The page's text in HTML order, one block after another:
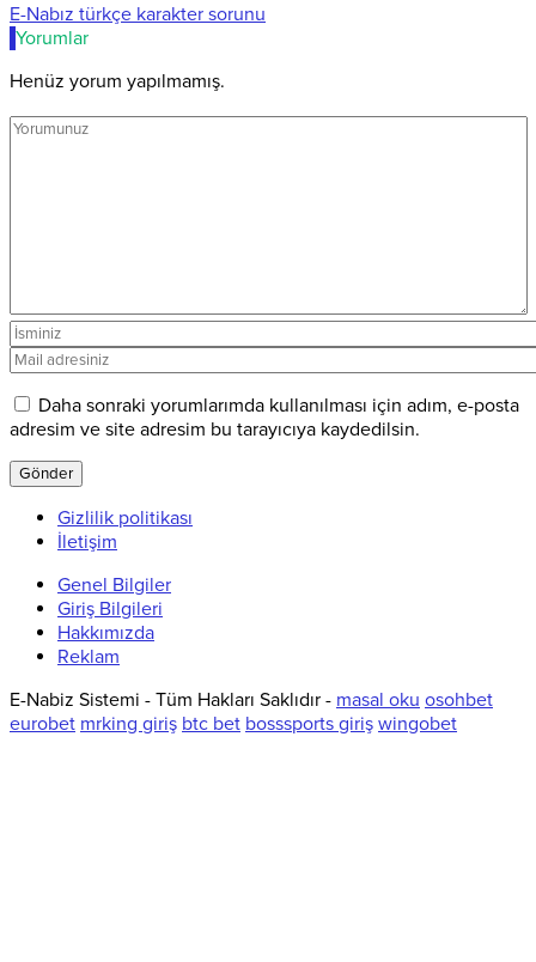
E-Nabız türkçe karakter sorunu
Yorumlar
Henüz yorum yapılmamış.
Daha sonraki yorumlarımda kullanılması için adım, e-posta
adresim ve site adresim bu tarayıcıya kaydedilsin.
Gizlilik politikası
İletişim
Genel Bilgiler
Giriş Bilgileri
Hakkımızda
Reklam
E-Nabiz Sistemi - Tüm Hakları Saklıdır - masal oku osohbet
eurobet mrking giriş btc bet bosssports giriş wingobet